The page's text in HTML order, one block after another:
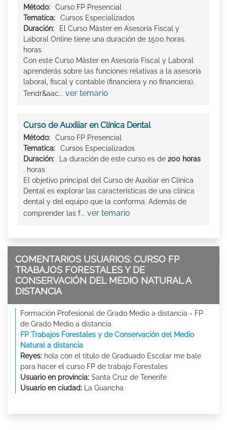
Método:
Curso FP Presencial
Tematica:
Cursos Especializados
Duración:
El Curso Máster en Asesoría Fiscal y
Laboral Online tiene una duración de 1500 horas.
horas
Con este Curso Máster en Asesoría Fiscal y Laboral
aprenderás sobre las funciones relativas a la asesoría
laboral, fiscal y contable (financiera y no financiera).
Tendr&aac... ver temario
Curso de Auxiliar en Clínica Dental
Método:
Curso FP Presencial
Tematica:
Cursos Especializados
Duración:
La duración de este curso es de 200 horas
. horas
El objetivo principal del Curso de Auxiliar en Clínica
Dental es explorar las características de una clínica
dental y del equipo que la conforma. Además de
comprender las f... ver temario
COMENTARIOS USUARIOS: CURSO FP
TRABAJOS FORESTALES Y DE
CONSERVACIÓN DEL MEDIO NATURAL A
DISTANCIA
Formación Profesional de Grado Medio a distancia - FP
de Grado Medio a distancia
FP Trabajos Forestales y de Conservación del Medio
Natural a distancia
Reyes: hola con el titulo de Graduado Escolar me bale
para hacer el curso FP de trabajo Forestales
Usuario en provincia: Santa Cruz de Tenerife
Usuario en ciudad: La Guancha